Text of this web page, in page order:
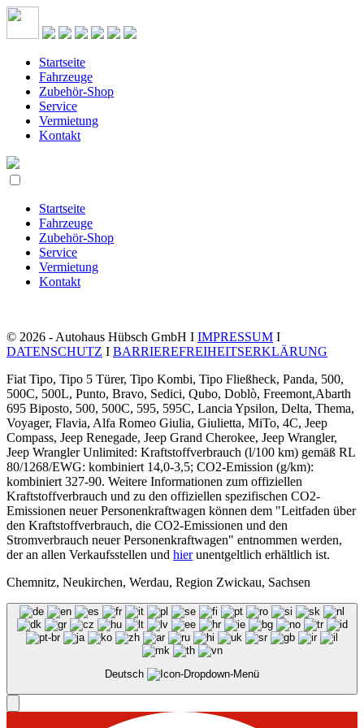
Startseite
Fahrzeuge
Zubehör-Shop
Service
Vermietung
Kontakt
Startseite
Fahrzeuge
Zubehör-Shop
Service
Vermietung
Kontakt
© 2026 - Autohaus Hübsch GmbH I IMPRESSUM I
DATENSCHUTZ I BARRIEREFREIHEITSERKLÄRUNG
Fiat Tipo, Tipo 5 Türer, Tipo Kombi, Tipo Fließheck, Panda, 500,
500C, 500L, Punto, Bravo, Sedici, Qubo, Doblò, Freemont,Abarth
695 Biposto, 500, 500C, 595, 595C, Lancia Ypsilon, Delta, Thema,
Voyager, Flavia, Alfa Romeo Giulia, Giulietta, MiTo, 4C, Jeep
Compass, Jeep Renegade, Jeep Grand Cherokee, Jeep Wrangler,
Jeep Wrangler Unlimited: Kraftstoffverbrauch (l/100 km) gemäß RL
80/1268/EWG: kombiniert 14,0-3,5; CO2-Emission (g/km):
kombiniert 327-90. Weitere Informationen zum offiziellen
Kraftstoffverbrauch und zu den offiziellen spezifischen CO2-
Emissionen neuer Personenkraftwagen können dem "Leitfaden über
den Kraftstoffverbrauch, die CO2-Emissionen und den
Stromverbrauch neuer Personenkraftwagen" entnommen werden,
der an allen Verkaufsstellen und hierunentgeltlich erhältlich ist.
Chemnitz, Neukirchen, Werdau, Region Zwickau, Sachsen
Deutsch